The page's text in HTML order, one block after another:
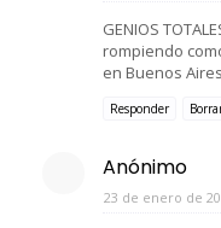
GENIOS
rompiendo
en Buenos
Responder
Anónimo
23 de enero de